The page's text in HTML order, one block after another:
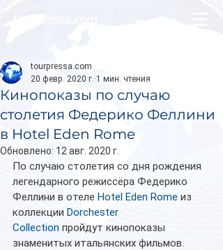
Кинопоказы по случаю
столетия Федерико Феллини
в Hotel Eden Rome
tourpressa.com
20 февр. 2020 г. 1 мин. чтения
Обновлено: 12 авг. 2020 г.
По случаю столетия со дня рождения
легендарного режиссёра Федерико
Феллини в отеле Hotel Eden Rome из
коллекции Dorchester
Collection пройдут кинопоказы
знаменитых итальянских фильмов.